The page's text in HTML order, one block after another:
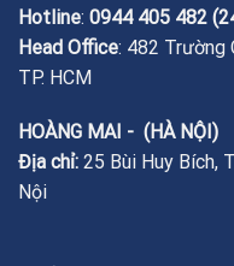
Hotline: 0944 405 482
Head Office: 482 Trường
TP. HCM
HOÀNG MAI - (HÀ NỘI)
Địa chỉ: 25 Bùi Huy Bích,
Nội